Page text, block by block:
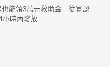
也能領3萬元救助金 從寛認
小時內發放